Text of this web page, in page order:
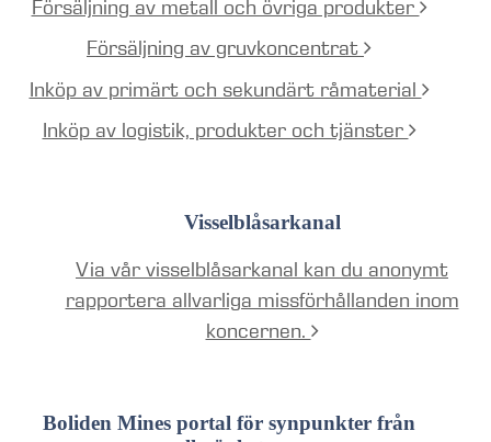
Försäljning av metall och övriga produkter
Försäljning av gruvkoncentrat
Inköp av primärt och sekundärt råmaterial
Inköp av logistik, produkter och tjänster
Visselblåsarkanal
Via vår visselblåsarkanal kan du anonymt
rapportera allvarliga missförhållanden inom
koncernen.
Boliden Mines portal för synpunkter från